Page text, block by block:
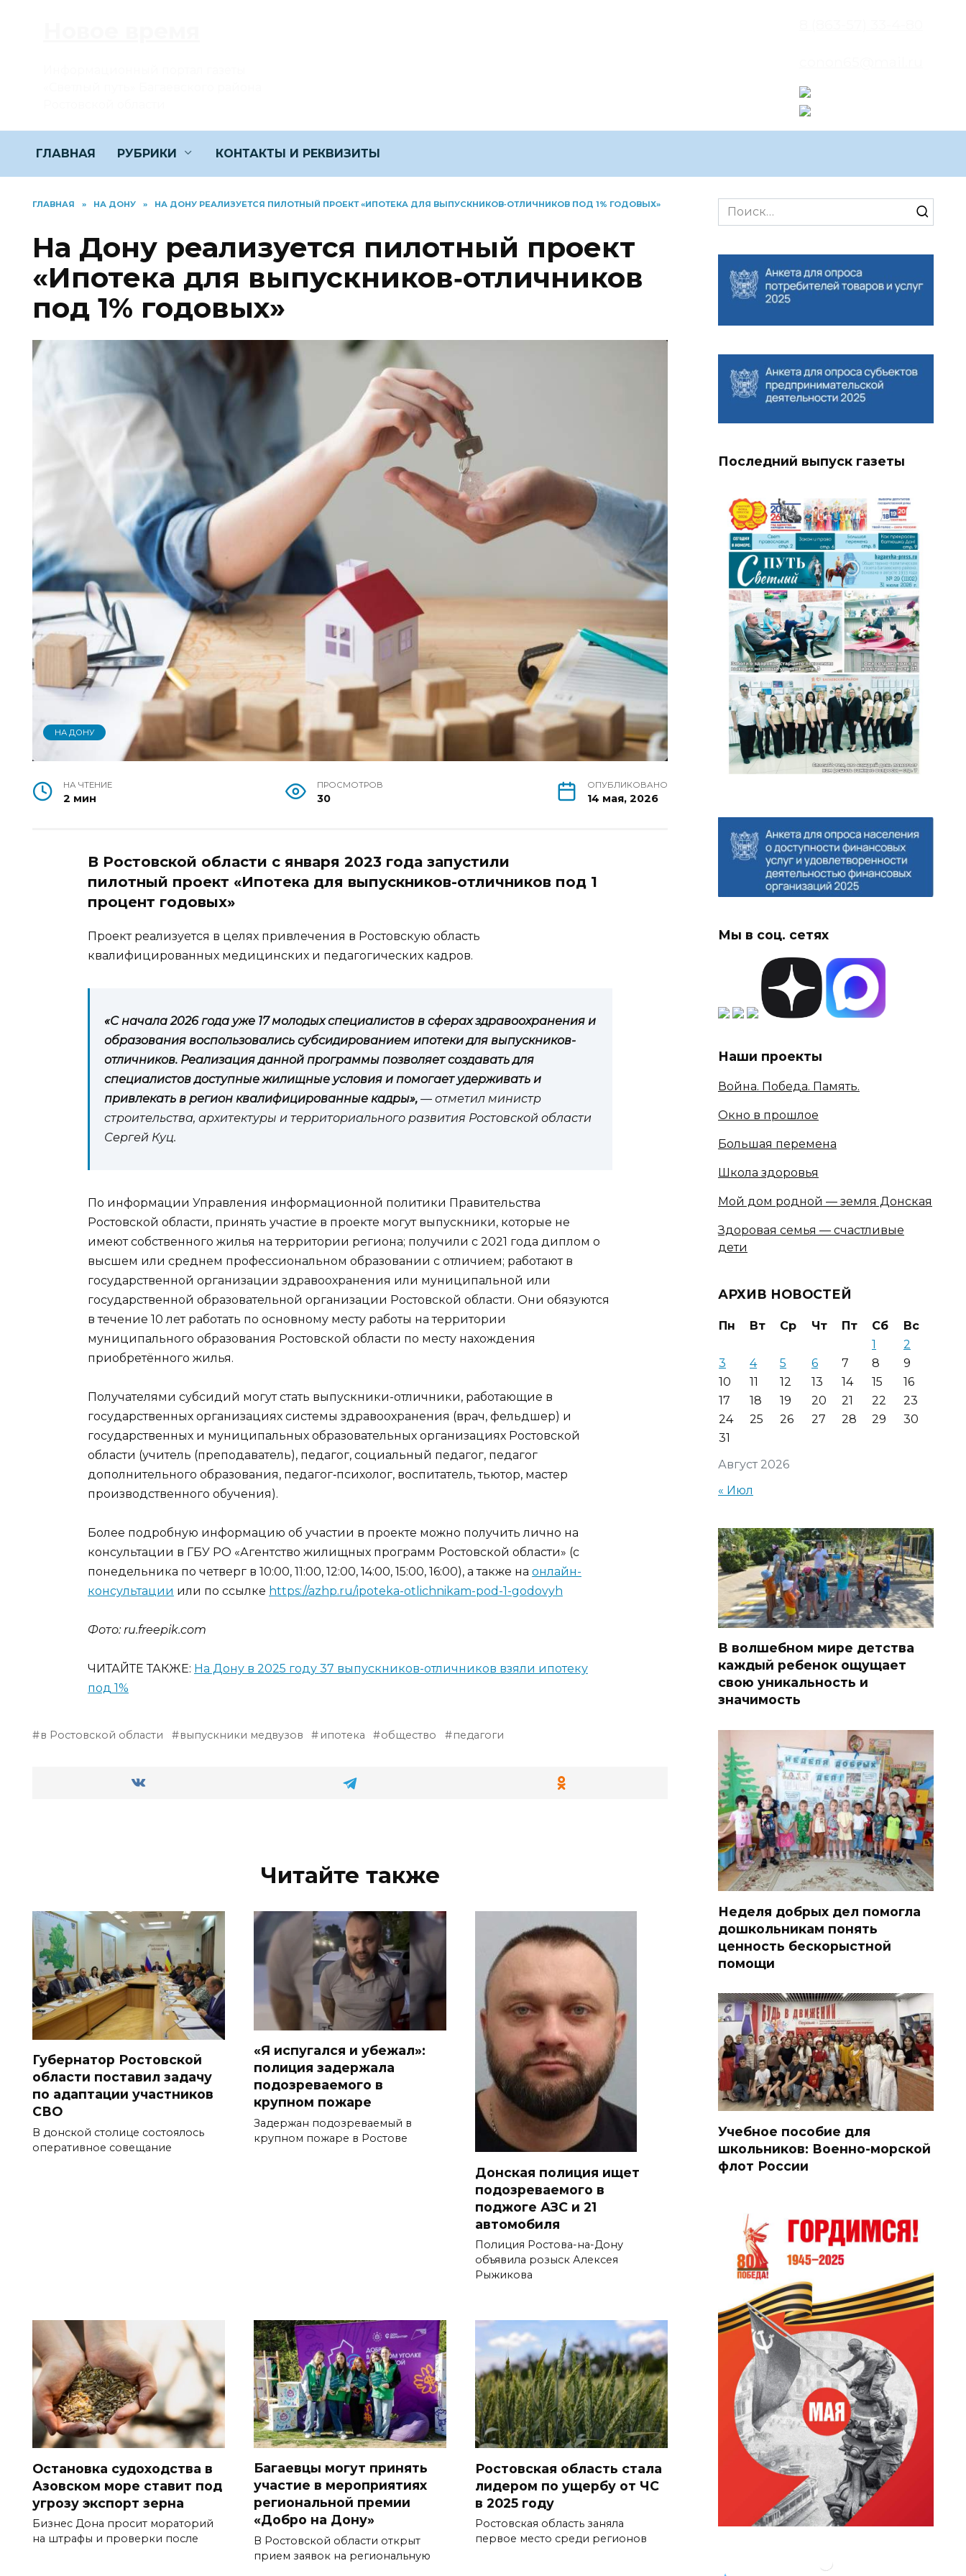
ГЛАВНАЯ РУБРИКИ КОНТАКТЫ И РЕКВИЗИТЫ
ГЛАВНАЯ » НА ДОНУ » НА ДОНУ РЕАЛИЗУЕТСЯ ПИЛОТНЫЙ ПРОЕКТ «ИПОТЕКА ДЛЯ ВЫПУСКНИКОВ‑ОТЛИЧНИКОВ ПОД 1% ГОДОВЫХ»
На Дону реализуется пилотный проект
«Ипотека для выпускников‑отличников
под 1% годовых»
НА ДОНУ
НА ЧТЕНИЕ
2 мин
ПРОСМОТРОВ
30
ОПУБЛИКОВАНО
14 мая, 2026
В Ростовской области с января 2023 года запустили
пилотный проект «Ипотека для выпускников-отличников под 1
процент годовых»
Проект реализуется в целях привлечения в Ростовскую область
квалифицированных медицинских и педагогических кадров.
«С начала 2026 года уже 17 молодых специалистов в сферах здравоохранения и
образования воспользовались субсидированием ипотеки для выпускников-
отличников. Реализация данной программы позволяет создавать для
специалистов доступные жилищные условия и помогает удерживать и
привлекать в регион квалифицированные кадры», — отметил министр
строительства, архитектуры и территориального развития Ростовской области
Сергей Куц.
По информации Управления информационной политики Правительства
Ростовской области, принять участие в проекте могут выпускники, которые не
имеют собственного жилья на территории региона; получили с 2021 года диплом о
высшем или среднем профессиональном образовании с отличием; работают в
государственной организации здравоохранения или муниципальной или
государственной образовательной организации Ростовской области. Они обязуются
в течение 10 лет работать по основному месту работы на территории
муниципального образования Ростовской области по месту нахождения
приобретённого жилья.
Получателями субсидий могут стать выпускники-отличники, работающие в
государственных организациях системы здравоохранения (врач, фельдшер) и
государственных и муниципальных образовательных организациях Ростовской
области (учитель (преподаватель), педагог, социальный педагог, педагог
дополнительного образования, педагог‑психолог, воспитатель, тьютор, мастер
производственного обучения).
Более подробную информацию об участии в проекте можно получить лично на
консультации в ГБУ РО «Агентство жилищных программ Ростовской области» (с
понедельника по четверг в 10:00, 11:00, 12:00, 14:00, 15:00, 16:00), а также на онлайн-
консультации или по ссылке https://azhp.ru/ipoteka-otlichnikam-pod-1-godovyh
Фото: ru.freepik.com
ЧИТАЙТЕ ТАКЖЕ: На Дону в 2025 году 37 выпускников-отличников взяли ипотеку
под 1%
в Ростовской области выпускники медвузов ипотека общество педагоги
Читайте также
Губернатор Ростовской
области поставил задачу
по адаптации участников
СВО
В донской столице состоялось
оперативное совещание
«Я испугался и убежал»:
полиция задержала
подозреваемого в
крупном пожаре
Задержан подозреваемый в
крупном пожаре в Ростове
Донская полиция ищет
подозреваемого в
поджоге АЗС и 21
автомобиля
Полиция Ростова-на-Дону
объявила розыск Алексея
Рыжикова
Остановка судоходства в
Азовском море ставит под
угрозу экспорт зерна
Бизнес Дона просит мораторий
на штрафы и проверки после
Багаевцы могут принять
участие в мероприятиях
региональной премии
«Добро на Дону»
В Ростовской области открыт
прием заявок на региональную
Ростовская область стала
лидером по ущербу от ЧС
в 2025 году
Ростовская область заняла
первое место среди регионов
Search
for:
Последний выпуск газеты
Мы в соц. сетях
Наши проекты
Война. Победа. Память.
Окно в прошлое
Большая перемена
Школа здоровья
Мой дом родной — земля Донская
Здоровая семья — счастливые
дети
АРХИВ НОВОСТЕЙ
Август 2026
Пн Вт Ср Чт Пт Сб
Вс
1
2
3
4 5 6 7 8
9
10
11 12 13 14 15
16
17
18 19 20 21 22
23
24
25 26 27 28 29
30
31
« Июл
В волшебном мире детства
каждый ребенок ощущает
свою уникальность и
значимость
Неделя добрых дел помогла
дошкольникам понять
ценность бескорыстной
помощи
Учебное пособие для
школьников: Военно-морской
флот России